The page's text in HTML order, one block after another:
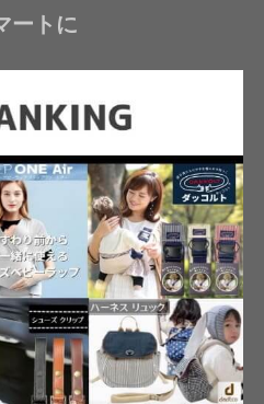
ートに